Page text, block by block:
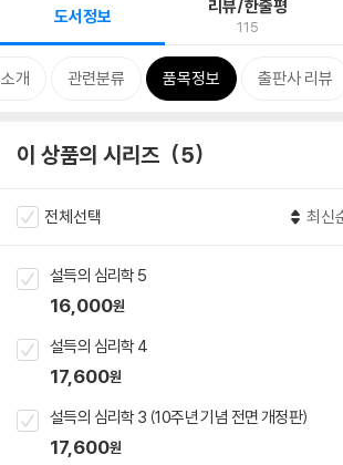
도서정보 리뷰/한줄평
115
개 관련분류 품목정보 출판사 리뷰
이 상품의 시리즈 5
전체선택 최신
설득의 심리학 5
16,000원
설득의 심리학 4
17,600원
설득의 심리학 3 (10주년 기념 전면 개정판)
17,600원